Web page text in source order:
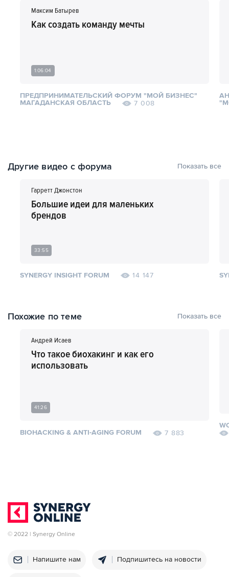
Максим Батырев
Как создать команду мечты
1:06:04
ПРЕДПРИНИМАТЕЛЬСКИЙ ФОРУМ "МОЙ БИЗНЕС"
МАГАДАНСКАЯ ОБЛАСТЬ
7 008
Другие видео с форума Показать все
Гарретт Джонстон
Большие идеи для маленьких
брендов
33:55
SYNERGY INSIGHT FORUM 14 147
Похожие по теме Показать все
Андрей Исаев
Что такое биохакинг и как его
использовать
41:26
BIOHACKING & ANTI-AGING FORUM 7 883
© 2022 | Synergy Online
Напишите нам Подпишитесь на новости